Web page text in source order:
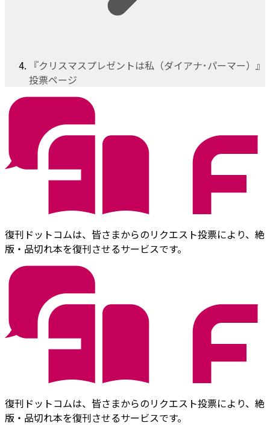
『クリスマスプレゼントは私（ダイアナ･パーマー）』
投票ページ
復刊ドットコムは、皆さまからのリクエスト投票により、絶
版・品切れ本を復刊させるサービスです。
復刊ドットコムは、皆さまからのリクエスト投票により、絶
版・品切れ本を復刊させるサービスです。